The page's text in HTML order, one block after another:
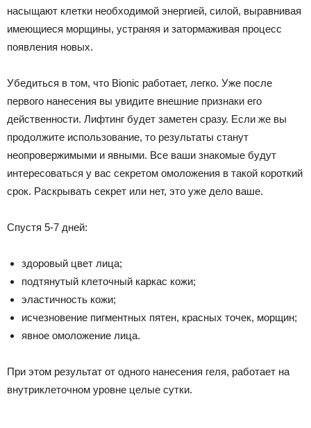
насыщают клетки необходимой энергией, силой, выравнивая
имеющиеся морщины, устраняя и затормаживая процесс
появления новых.
Убедиться в том, что Bionic работает, легко. Уже после
первого нанесения вы увидите внешние признаки его
действенности. Лифтинг будет заметен сразу. Если же вы
продолжите использование, то результаты станут
неопровержимыми и явными. Все ваши знакомые будут
интересоваться у вас секретом омоложения в такой короткий
срок. Раскрывать секрет или нет, это уже дело ваше.
Спустя 5-7 дней:
здоровый цвет лица;
подтянутый клеточный каркас кожи;
эластичность кожи;
исчезновение пигментных пятен, красных точек, морщин;
явное омоложение лица.
При этом результат от одного нанесения геля, работает на
внутриклеточном уровне целые сутки.